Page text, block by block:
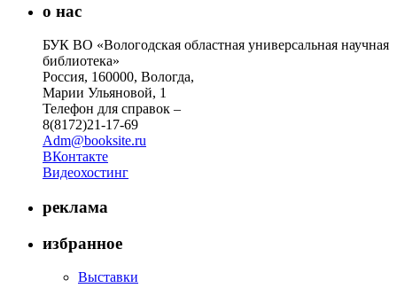
о нас
БУК ВО «Вологодская областная универсальная научная
библиотека»
Россия, 160000, Вологда,
Марии Ульяновой, 1
Телефон для справок –
8(8172)21-17-69
Adm@booksite.ru
ВКонтакте
Видеохостинг
реклама
избранное
Выставки